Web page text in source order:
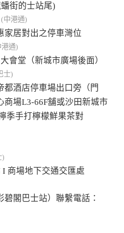
街的士站尾)
(中港通)
家居對出之停車灣位
通)
會堂（新城市廣場後面）
士)
都酒店停車場出口旁（門
商場L3-66F舖或沙田新城市
季手打檸檬鮮果茶對
)
商場地下交通交匯處
閣巴士站）聯繫電話：